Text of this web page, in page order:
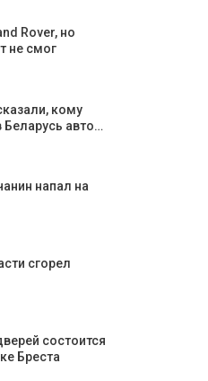
Rover, но
не смог
кому
авто…
напал на
сгорел
состоится
Бреста